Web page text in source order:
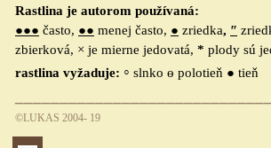
Rastlina je autorom používaná:
●●● často, ●● menej často, ● zriedka, ″
zbierková, × je mierne jedovatá, * plody sú
rastlina vyžaduje: ◦ slnko ө polotieň ● tieň
©LUKAS 2004- 19
Preskočiť menu